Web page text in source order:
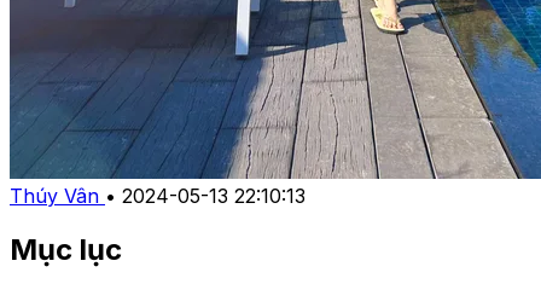
Thúy Vân • 2024-05-13 22:10:13
Mục lục